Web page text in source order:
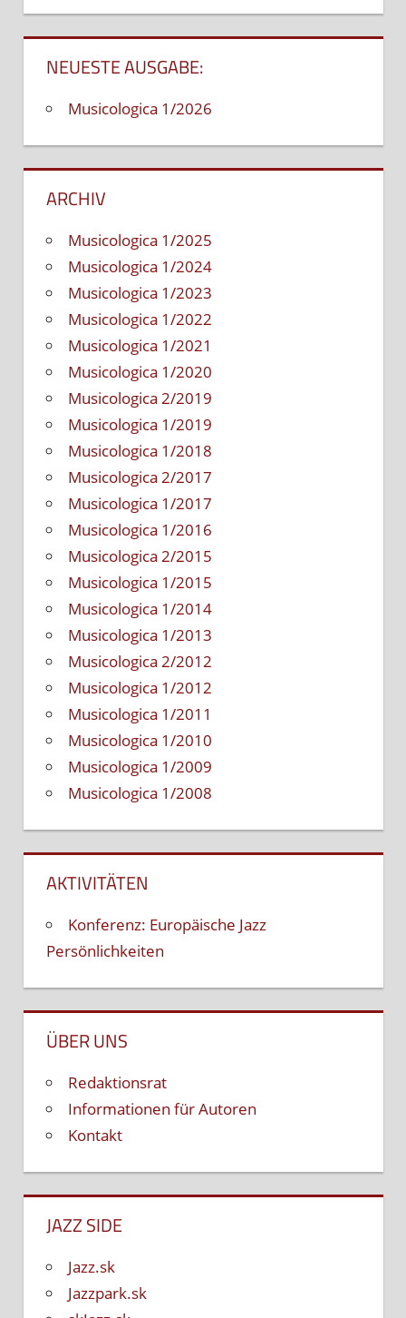
NEUESTE AUSGABE:
Musicologica 1/2026
ARCHIV
Musicologica 1/2025
Musicologica 1/2024
Musicologica 1/2023
Musicologica 1/2022
Musicologica 1/2021
Musicologica 1/2020
Musicologica 2/2019
Musicologica 1/2019
Musicologica 1/2018
Musicologica 2/2017
Musicologica 1/2017
Musicologica 1/2016
Musicologica 2/2015
Musicologica 1/2015
Musicologica 1/2014
Musicologica 1/2013
Musicologica 2/2012
Musicologica 1/2012
Musicologica 1/2011
Musicologica 1/2010
Musicologica 1/2009
Musicologica 1/2008
AKTIVITÄTEN
Konferenz: Europäische Jazz
Persönlichkeiten
ÜBER UNS
Redaktionsrat
Informationen für Autoren
Kontakt
JAZZ SIDE
Jazz.sk
Jazzpark.sk